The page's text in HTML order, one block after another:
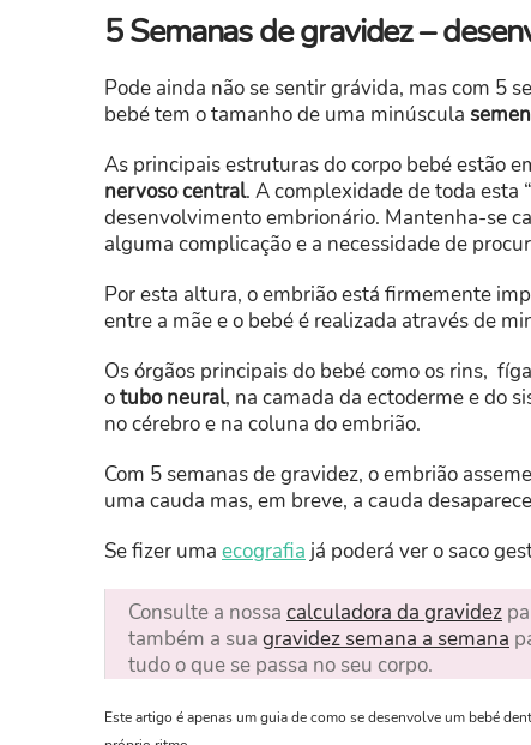
5 Semanas de gravidez –
Pode ainda não se sentir grávida, mas com 5
bebétem o tamanho de uma minúscula
As principais estruturas do corpo bebé estão
nervoso central. A complexidade de toda esta
desenvolvimento embrionário. Mantenha-se
alguma complicação e a necessidade de
Por esta altura, o embrião está firmemente
entre a mãe e o bebé é realizada através de
Os órgãos principais do bebé como os rins,
otubo neural, na camada da ectoderme e do
no cérebro e na coluna do embrião.
Com 5 semanas de gravidez, o embrião
uma cauda mas, em breve, a cauda
Se fizer uma ecografia já poderá ver o saco
Consulte a nossa calculadora da gravidez
também a sua gravidez semana a semana
tudo o que se passa no seu corpo.
Este artigo é apenas um guia de como se desenvolve um bebé